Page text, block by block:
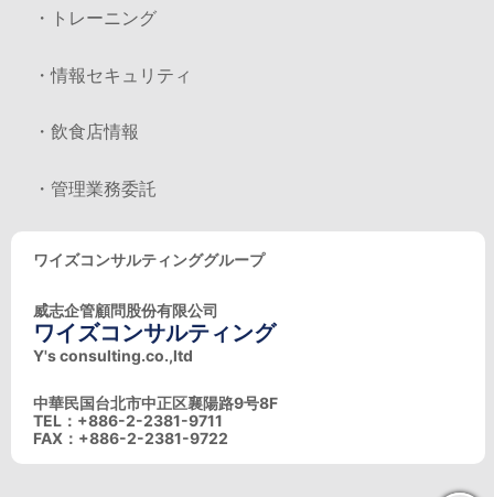
・トレーニング
・情報セキュリティ
・飲食店情報
・管理業務委託
ワイズコンサルティンググループ
威志企管顧問股份有限公司
ワイズコンサルティング
Y's consulting.co.,ltd
中華民国台北市中正区襄陽路9号8F
TEL：+886-2-2381-9711
FAX：+886-2-2381-9722